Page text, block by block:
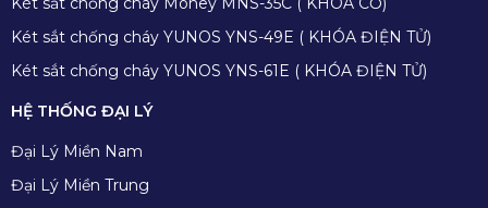
Két sắt chống cháy YUNOS YNS-49E ( KHÓA ĐIỆN TỬ)
Két sắt chống cháy YUNOS YNS-61E ( KHÓA ĐIỆN TỬ)
HỆ THỐNG ĐẠI LÝ
Đại Lý Miền Nam
Đại Lý Miền Trung